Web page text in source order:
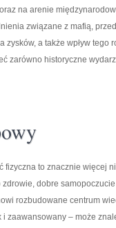
na arenie
związane z mafią,
a także wpływ tego
zarówno historyczne
fizyczna to znacznie więcej
dobre
rozbudowane centrum
i zaawansowany – może